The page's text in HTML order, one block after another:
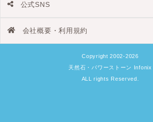
公式SNS
会社概要・利用規約
Copyright 2002-2026
天然石・パワーストーン Infonix
ALL rights Reserved.